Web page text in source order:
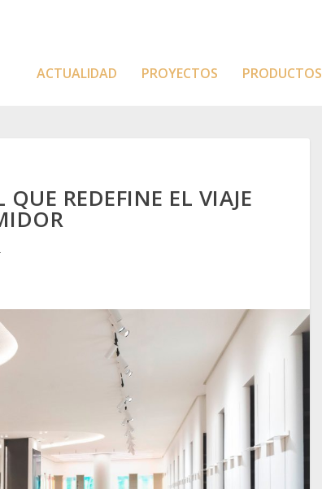
ACTUALIDAD PROYECTOS PRODUCTOS
REDEFINE EL VIAJE